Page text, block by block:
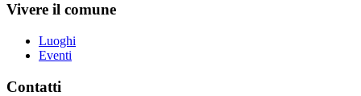
Vivere il comune
Luoghi
Eventi
Contatti